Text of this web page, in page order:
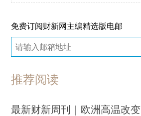
免费订阅财新网主编精选版电邮
推荐阅读
最新财新周刊｜欧洲高温改变